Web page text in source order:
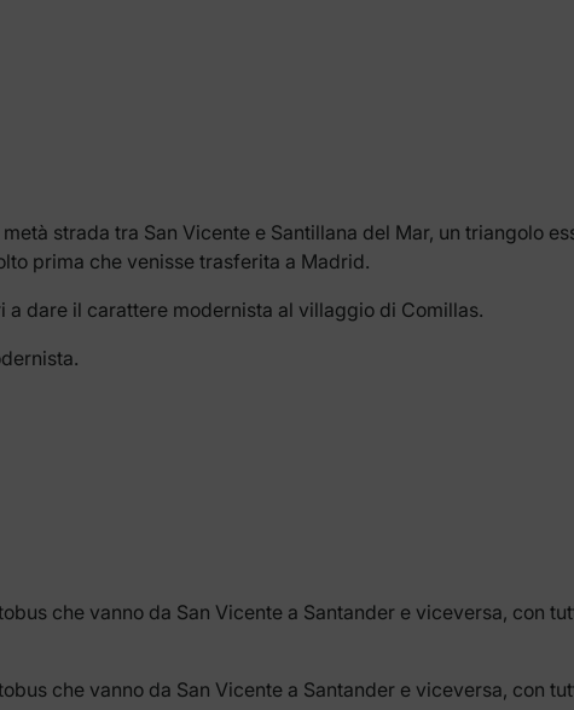
strada tra San Vicente e Santillana del Mar, un triangolo
prima che venisse trasferita a Madrid.
dare il carattere modernista al villaggio di Comillas.
che vanno da San Vicente a Santander e viceversa, con
che vanno da San Vicente a Santander e viceversa, con